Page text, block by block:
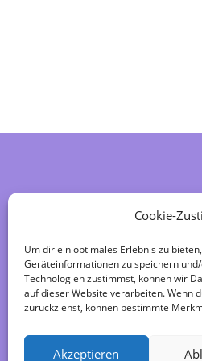
Cookie-
Um dir ein optimales Erlebnis zu
Geräteinformationen zu speichern
Technologien zustimmst, können wir
auf dieser Website verarbeiten. Wenn
zurückziehst, können bestimmte
Akzeptieren
Home
Impressum
Kontakt |